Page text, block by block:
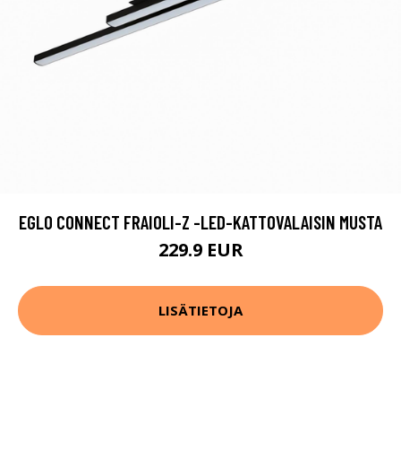
EGLO CONNECT FRAIOLI-Z -LED-KATTOVALAISIN MUSTA
229.9 EUR
LISÄTIETOJA